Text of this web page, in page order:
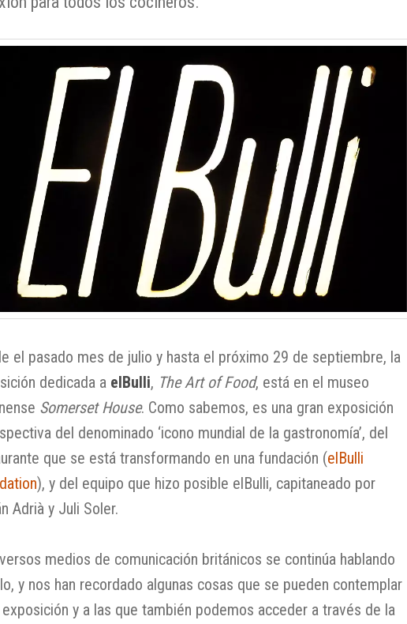
el pasado mes de julio y hasta el próximo 29 de septiembre, la
dedicada a elBulli, The Art of Food, está en el museo
Somerset House. Como sabemos, es una gran exposición
del denominado ‘icono mundial de la gastronomía’, del
que se está transformando en una fundación (elBulli
), y del equipo que hizo posible elBulli, capitaneado por
Adrià y Juli Soler.
medios de comunicación británicos se continúa hablando
y nos han recordado algunas cosas que se pueden contemplar
exposición y a las que también podemos acceder a través de la